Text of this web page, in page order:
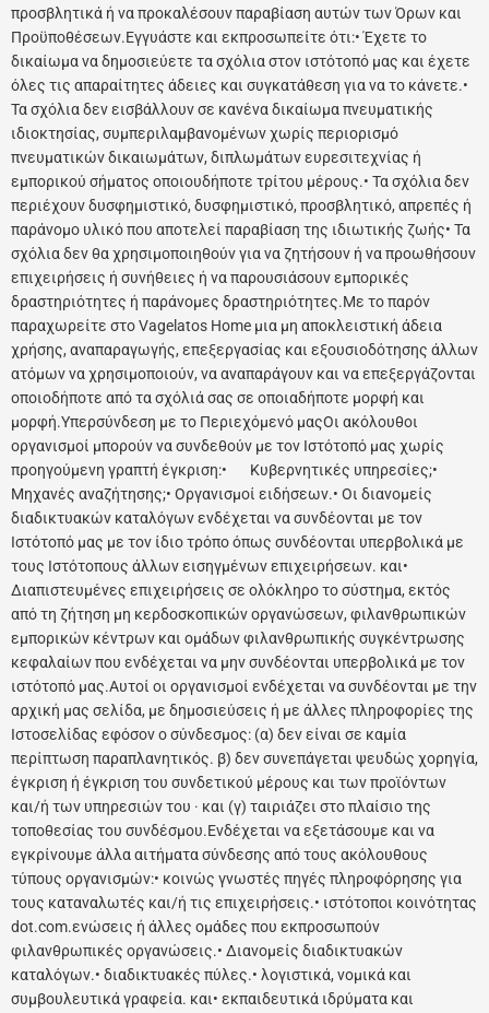
προσβλητικά ή να προκαλέσουν παραβίαση αυτών των Όρων και
Προϋποθέσεων.Εγγυάστε και εκπροσωπείτε ότι:• Έχετε το
δικαίωμα να δημοσιεύετε τα σχόλια στον ιστότοπό μας και έχετε
όλες τις απαραίτητες άδειες και συγκατάθεση για να το κάνετε.•
Τα σχόλια δεν εισβάλλουν σε κανένα δικαίωμα πνευματικής
ιδιοκτησίας, συμπεριλαμβανομένων χωρίς περιορισμό
πνευματικών δικαιωμάτων, διπλωμάτων ευρεσιτεχνίας ή
εμπορικού σήματος οποιουδήποτε τρίτου μέρους.• Τα σχόλια δεν
περιέχουν δυσφημιστικό, δυσφημιστικό, προσβλητικό, απρεπές ή
παράνομο υλικό που αποτελεί παραβίαση της ιδιωτικής ζωής• Τα
σχόλια δεν θα χρησιμοποιηθούν για να ζητήσουν ή να προωθήσουν
επιχειρήσεις ή συνήθειες ή να παρουσιάσουν εμπορικές
δραστηριότητες ή παράνομες δραστηριότητες.Με το παρόν
παραχωρείτε στο Vagelatos Home μια μη αποκλειστική άδεια
χρήσης, αναπαραγωγής, επεξεργασίας και εξουσιοδότησης άλλων
ατόμων να χρησιμοποιούν, να αναπαράγουν και να επεξεργάζονται
οποιοδήποτε από τα σχόλιά σας σε οποιαδήποτε μορφή και
μορφή.Υπερσύνδεση με το Περιεχόμενό μαςΟι ακόλουθοι
οργανισμοί μπορούν να συνδεθούν με τον Ιστότοπό μας χωρίς
προηγούμενη γραπτή έγκριση:• Κυβερνητικές υπηρεσίες;•
Μηχανές αναζήτησης;• Οργανισμοί ειδήσεων.• Οι διανομείς
διαδικτυακών καταλόγων ενδέχεται να συνδέονται με τον
Ιστότοπό μας με τον ίδιο τρόπο όπως συνδέονται υπερβολικά με
τους Ιστότοπους άλλων εισηγμένων επιχειρήσεων. και•
Διαπιστευμένες επιχειρήσεις σε ολόκληρο το σύστημα, εκτός
από τη ζήτηση μη κερδοσκοπικών οργανώσεων, φιλανθρωπικών
εμπορικών κέντρων και ομάδων φιλανθρωπικής συγκέντρωσης
κεφαλαίων που ενδέχεται να μην συνδέονται υπερβολικά με τον
ιστότοπό μας.Αυτοί οι οργανισμοί ενδέχεται να συνδέονται με την
αρχική μας σελίδα, με δημοσιεύσεις ή με άλλες πληροφορίες της
Ιστοσελίδας εφόσον ο σύνδεσμος: (α) δεν είναι σε καμία
περίπτωση παραπλανητικός. β) δεν συνεπάγεται ψευδώς χορηγία,
έγκριση ή έγκριση του συνδετικού μέρους και των προϊόντων
και/ή των υπηρεσιών του · και (γ) ταιριάζει στο πλαίσιο της
τοποθεσίας του συνδέσμου.Ενδέχεται να εξετάσουμε και να
εγκρίνουμε άλλα αιτήματα σύνδεσης από τους ακόλουθους
τύπους οργανισμών:• κοινώς γνωστές πηγές πληροφόρησης για
τους καταναλωτές και/ή τις επιχειρήσεις.• ιστότοποι κοινότητας
dot.com.ενώσεις ή άλλες ομάδες που εκπροσωπούν
φιλανθρωπικές οργανώσεις.• Διανομείς διαδικτυακών
καταλόγων.• διαδικτυακές πύλες.• λογιστικά, νομικά και
συμβουλευτικά γραφεία. και• εκπαιδευτικά ιδρύματα και